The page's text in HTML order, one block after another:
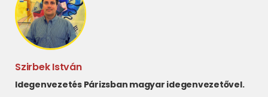
Szirbek István
Idegenvezetés Párizsban magyar idegenvezetővel.